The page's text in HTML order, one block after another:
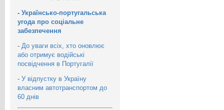
- Українсько-португальська
угода про соціальне
забезпечення
- До уваги всіх, хто оновлює
або отримує водійські
посвідчення в Португалії
- У відпустку в Україну
власним автотранспортом до
60 днів